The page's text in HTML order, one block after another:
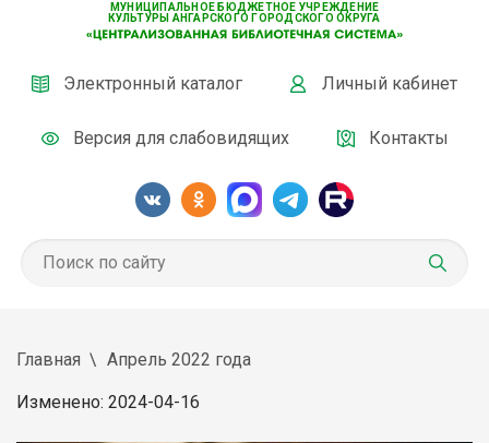
МУНИЦИПАЛЬНОЕ БЮДЖЕТНОЕ УЧРЕЖДЕНИЕ
КУЛЬТУРЫ АНГАРСКОГО ГОРОДСКОГО ОКРУГА
Электронный каталог Личный кабинет
Версия для слабовидящих Контакты
Главная Апрель 2022 года
Изменено: 2024-04-16